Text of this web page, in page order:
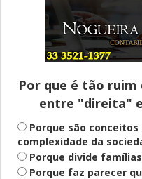
Entenda
Pix
e como
Saúde
mental
Por que é tão ruim
entre "direita"
Porque são
complexidade da
Porque divide
Porque faz parecer